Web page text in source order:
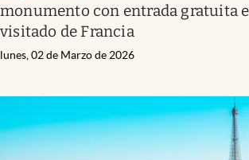
monumento con entrada gratuita
visitado de Francia
lunes, 02 de Marzo de 2026